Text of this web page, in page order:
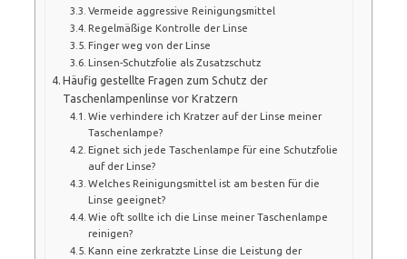
Vermeide aggressive Reinigungsmittel
Regelmäßige Kontrolle der Linse
Finger weg von der Linse
Linsen-Schutzfolie als Zusatzschutz
Häufig gestellte Fragen zum Schutz der
Taschenlampenlinse vor Kratzern
Wie verhindere ich Kratzer auf der Linse meiner
Taschenlampe?
Eignet sich jede Taschenlampe für eine Schutzfolie
auf der Linse?
Welches Reinigungsmittel ist am besten für die
Linse geeignet?
Wie oft sollte ich die Linse meiner Taschenlampe
reinigen?
Kann eine zerkratzte Linse die Leistung der